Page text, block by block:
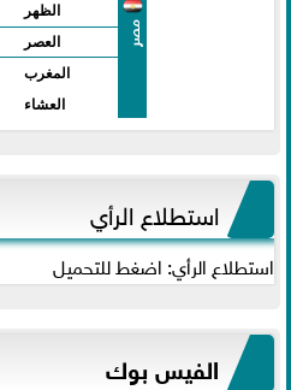
مصر
الظهر
العصر
المغرب
العشاء
استطلاع الرأي
استطلاع الرأي: اضغط للتحميل
الفيس بوك